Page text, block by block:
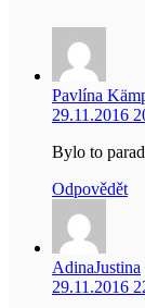
Pavlína
29.11.2016
Bylo to
Odpovědět
AdinaJustina
29.11.2016